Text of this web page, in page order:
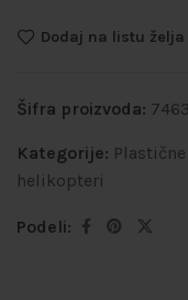
Dodaj na listu želja
Šifra proizvoda: 7463
Kategorije:
helikopteri
Podeli: